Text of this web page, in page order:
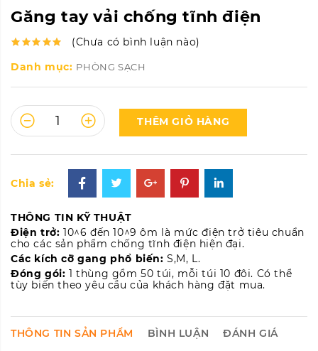
Găng tay vải chống tĩnh điện
(Chưa có bình luận nào)
Danh mục: PHÒNG SẠCH
THÊM GIỎ HÀNG
Chia sẻ:
THÔNG TIN KỸ THUẬT
Điện trở: 10^6 đến 10^9 ôm là mức điện trở tiêu chuẩn
cho các sản phẩm chống tĩnh điện hiện đại.
Các kích cỡ gang phổ biến: S,M, L.
Đóng gói: 1 thùng gồm 50 túi, mỗi túi 10 đôi. Có thể
tùy biến theo yêu cầu của khách hàng đặt mua.
THÔNG TIN SẢN PHẨM BÌNH LUẬN
ĐÁNH GIÁ